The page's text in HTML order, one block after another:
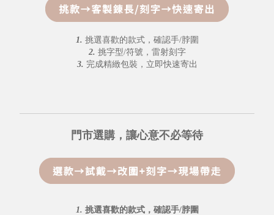
1. 挑選喜歡的款式，確認手/脖圍
2. 挑字型/符號，雷射刻字
3. 完成精緻包裝，立即快速寄出
門市選購，讓心意不必等待
1. 挑選喜歡的款式，確認手/脖圍